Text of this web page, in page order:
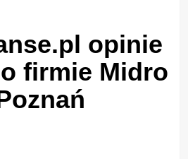
opinie
firmie Midro